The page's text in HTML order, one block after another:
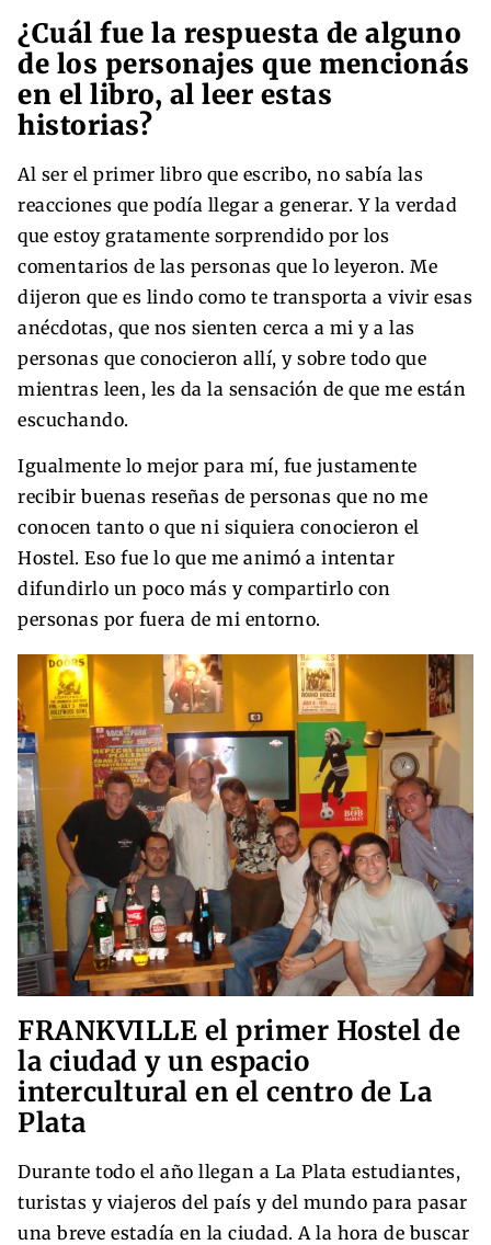
¿Cuál fue la respuesta de alguno
de los personajes que mencionás
en el libro, al leer estas
historias?
Al ser el primer libro que escribo, no sabía las
reacciones que podía llegar a generar. Y la verdad
que estoy gratamente sorprendido por los
comentarios de las personas que lo leyeron. Me
dijeron que es lindo como te transporta a vivir esas
anécdotas, que nos sienten cerca a mi y a las
personas que conocieron allí, y sobre todo que
mientras leen, les da la sensación de que me están
escuchando.
Igualmente lo mejor para mí, fue justamente
recibir buenas reseñas de personas que no me
conocen tanto o que ni siquiera conocieron el
Hostel. Eso fue lo que me animó a intentar
difundirlo un poco más y compartirlo con
personas por fuera de mi entorno.
FRANKVILLE el primer Hostel de
la ciudad y un espacio
intercultural en el centro de La
Plata
Durante todo el año llegan a La Plata estudiantes,
turistas y viajeros del país y del mundo para pasar
una breve estadía en la ciudad. A la hora de buscar